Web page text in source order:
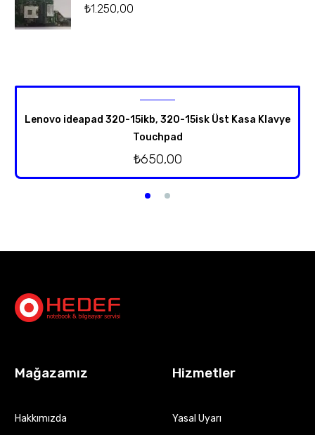
₺1.250,00
Lenovo ideapad 320-15ikb, 320-15isk Üst Kasa Klavye
Touchpad
₺650,00
Mağazamız
Hakkımızda
Hizmetler
Yasal Uyarı